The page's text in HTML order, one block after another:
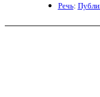
Речь: